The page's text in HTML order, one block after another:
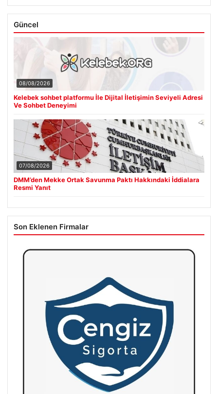
Güncel
08/08/2026
Kelebek sohbet platformu İle Dijital İletişimin Seviyeli Adresi
Ve Sohbet Deneyimi
07/08/2026
DMM’den Mekke Ortak Savunma Paktı Hakkındaki İddialara
Resmi Yanıt
Son Eklenen Firmalar